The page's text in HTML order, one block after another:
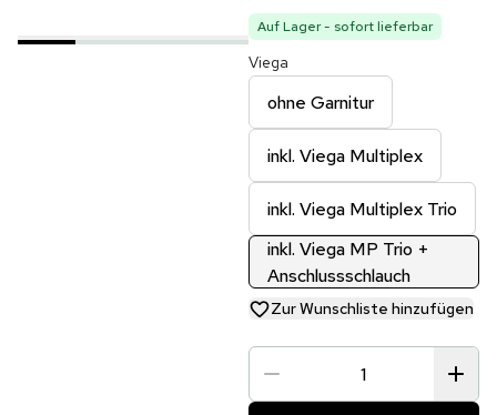
Auf Lager - sofort lieferbar
Viega
ohne Garnitur
inkl. Viega Multiplex
inkl. Viega Multiplex Trio
inkl. Viega MP Trio +
Anschlussschlauch
Zur Wunschliste hinzufügen